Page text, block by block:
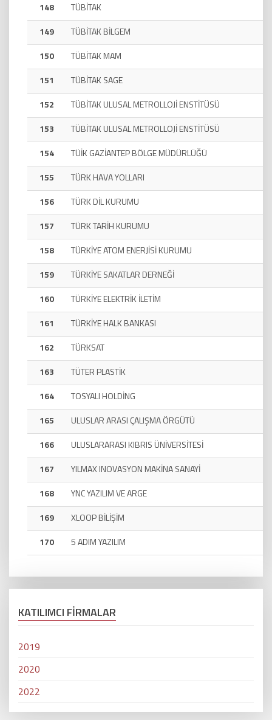
148
TÜBİTAK
149
TÜBİTAK BİLGEM
150
TÜBİTAK MAM
151
TÜBİTAK SAGE
152
TÜBİTAK ULUSAL METROLLOJİ ENSTİTÜSÜ
153
TÜBİTAK ULUSAL METROLLOJİ ENSTİTÜSÜ
154
TÜİK GAZİANTEP BÖLGE MÜDÜRLÜĞÜ
155
TÜRK HAVA YOLLARI
156
TÜRK DİL KURUMU
157
TÜRK TARİH KURUMU
158
TÜRKİYE ATOM ENERJİSİ KURUMU
159
TÜRKİYE SAKATLAR DERNEĞİ
160
TÜRKİYE ELEKTRİK İLETİM
161
TÜRKİYE HALK BANKASI
162
TÜRKSAT
163
TÜTER PLASTİK
164
TOSYALI HOLDİNG
165
ULUSLAR ARASI ÇALIŞMA ÖRGÜTÜ
166
ULUSLARARASI KIBRIS ÜNİVERSİTESİ
167
YILMAX INOVASYON MAKİNA SANAYİ
168
YNC YAZILIM VE ARGE
169
XLOOP BİLİŞİM
170
5 ADIM YAZILIM
KATILIMCI FİRMALAR
2019
2020
2022